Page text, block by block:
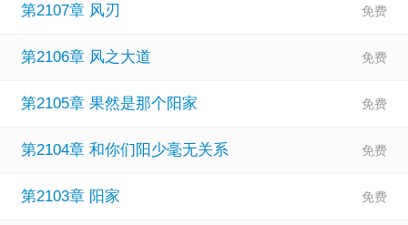
第2107章 风刃
第2106章 风之大道
第2105章 果然是那个阳家
第2104章 和你们阳少毫无关系
第2103章 阳家